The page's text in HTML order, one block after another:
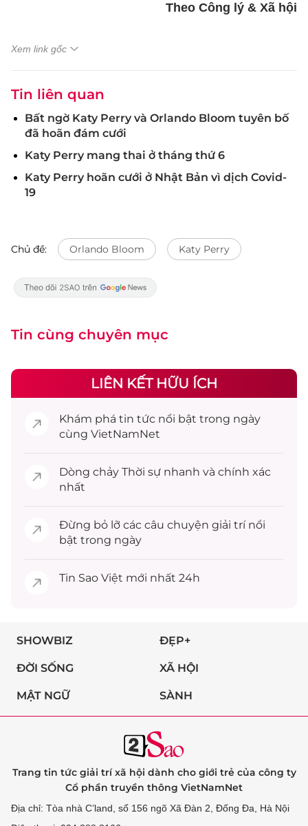
Theo Công lý & Xã hội
Xem link gốc
Tin liên quan
Bất ngờ Katy Perry và Orlando Bloom tuyên bố
đã hoãn đám cưới
Katy Perry mang thai ở tháng thứ 6
Katy Perry hoãn cưới ở Nhật Bản vì dịch Covid-
19
Chủ đề: Orlando Bloom Katy Perry
Tin cùng chuyên mục
LIÊN KẾT HỮU ÍCH
Khám phá tin tức nổi bật trong ngày
cùng VietNamNet
Dòng chảy Thời sự nhanh và chính xác
nhất
Đừng bỏ lỡ các câu chuyện giải trínổi
bật trong ngày
Tin Sao Việt mới nhất 24h
SHOWBIZ ĐẸP+
ĐỜI SỐNG XÃ HỘI
MẬT NGỮ SÀNH
Trang tin tức giải trí xã hội dành cho giới trẻ của công ty
Cổ phần truyền thông VietNamNet
Địa chỉ: Tòa nhà C’land, số 156 ngõ Xã Đàn 2, Đống Đa, Hà Nội